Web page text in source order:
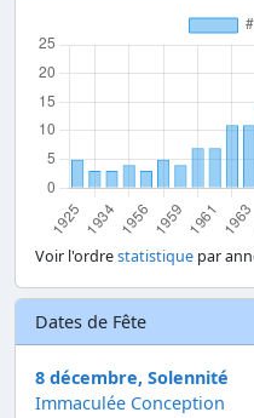
Voir l'ordrestatistique par
Dates de Fête
8 décembre, Solennité
Immaculée Conception